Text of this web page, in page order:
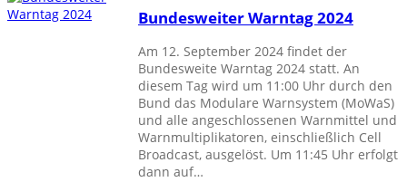
Bundesweiter Warntag 2024
Am 12. September 2024 findet der
Bundesweite Warntag 2024 statt. An
diesem Tag wird um 11:00 Uhr durch den
Bund das Modulare Warnsystem (MoWaS)
und alle angeschlossenen Warnmittel und
Warnmultiplikatoren, einschließlich Cell
Broadcast, ausgelöst. Um 11:45 Uhr erfolgt
dann auf…